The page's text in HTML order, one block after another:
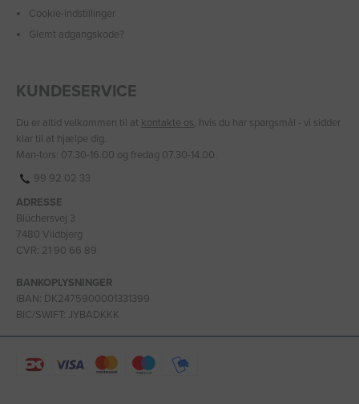
Cookie-indstillinger
Glemt adgangskode?
KUNDESERVICE
Du er altid velkommen til at kontakte os, hvis du har spørgsmål - vi sidder
klar til at hjælpe dig.
Man-tors: 07.30-16.00 og fredag 07.30-14.00.
99 92 02 33
ADRESSE
Blüchersvej 3
7480 Vildbjerg
CVR: 21 90 66 89
BANKOPLYSNINGER
IBAN: DK2475900001331399
BIC/SWIFT: JYBADKKK